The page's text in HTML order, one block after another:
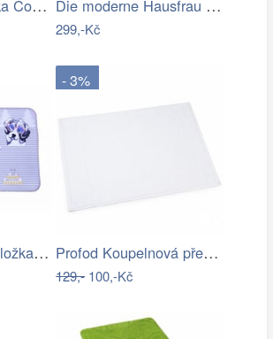
Hotelová předložka Comfort krémová 750g… Die moderne Hausfrau Koupelnová…
299,-Kč
PROHOME - Podložka 80x50cm Pes
- 3%
Profod Koupelnová předložka 2S bílá…
129,-100,-Kč